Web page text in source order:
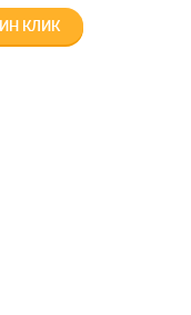
КЛИК